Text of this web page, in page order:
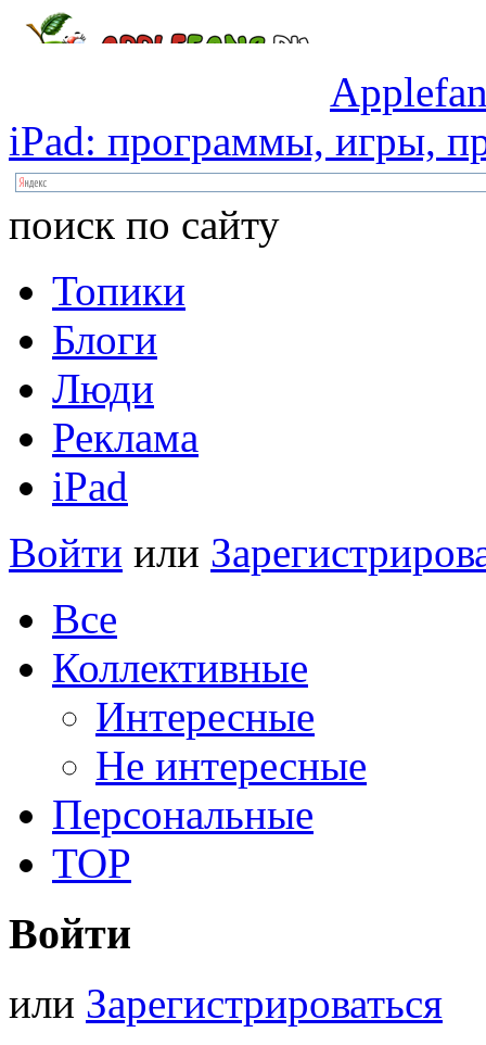
iPad: программы, игры,
поиск по сайту
Топики
Блоги
Люди
Реклама
iPad
Войти или
Все
Коллективные
Интересные
Не интересные
Персональные
TOP
Войти
или Зарегистрироваться